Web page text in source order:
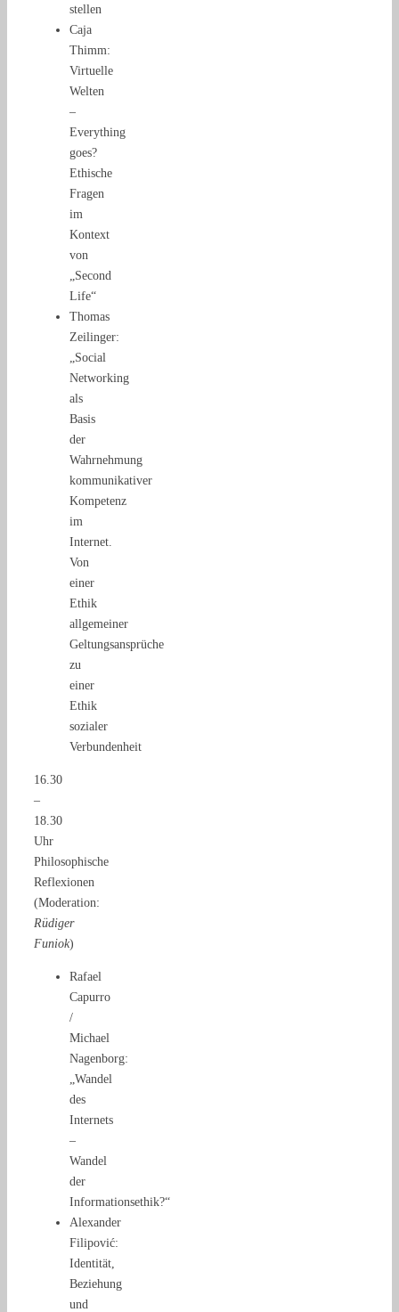
stellen
Caja
Thimm:
Virtuelle
Welten
–
Everything
goes?
Ethische
Fragen
im
Kontext
von
„Second
Life“
Thomas
Zeilinger:
„Social
Networking
als
Basis
der
Wahrnehmung
kommunikativer
Kompetenz
im
Internet.
Von
einer
Ethik
allgemeiner
Geltungsansprüche
zu
einer
Ethik
sozialer
Verbundenheit
16.30
–
18.30
Uhr
Philosophische
Reflexionen
(Moderation:
Rüdiger
Funiok)
Rafael
Capurro
/
Michael
Nagenborg:
„Wandel
des
Internets
–
Wandel
der
Informationsethik?“
Alexander
Filipović:
Identität,
Beziehung
und